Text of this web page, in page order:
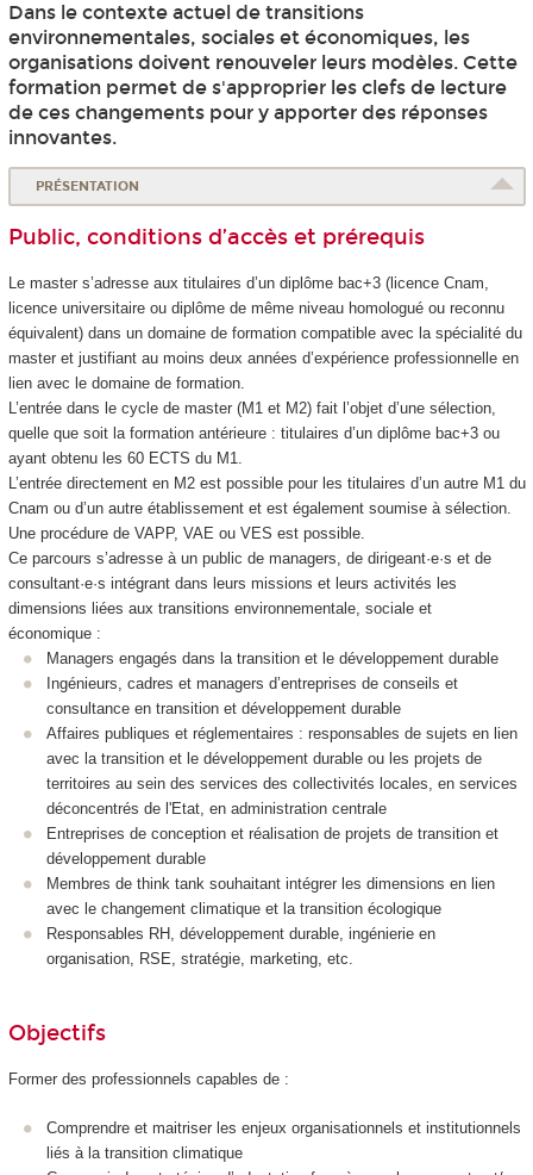
Dans le contexte actuel de transitions
environnementales, sociales et économiques, les
organisations doivent renouveler leurs modèles. Cette
formation permet de s'approprier les clefs de lecture
de ces changements pour y apporter des réponses
innovantes.
PRÉSENTATION
Public, conditions d’accès et prérequis
Le master s’adresse aux titulaires d’un diplôme bac+3 (licence Cnam,
licence universitaire ou diplôme de même niveau homologué ou reconnu
équivalent) dans un domaine de formation compatible avec la spécialité du
master et justifiant au moins deux années d’expérience professionnelle en
lien avec le domaine de formation.
L’entrée dans le cycle de master (M1 et M2) fait l’objet d’une sélection,
quelle que soit la formation antérieure : titulaires d’un diplôme bac+3 ou
ayant obtenu les 60 ECTS du M1.
L’entrée directement en M2 est possible pour les titulaires d’un autre M1 du
Cnam ou d’un autre établissement et est également soumise à sélection.
Une procédure de VAPP, VAE ou VES est possible.
Ce parcours s’adresse à un public de managers, de dirigeant·e·s et de
consultant·e·s intégrant dans leurs missions et leurs activités les
dimensions liées aux transitions environnementale, sociale et
économique :
Managers engagés dans la transition et le développement durable
Ingénieurs, cadres et managers d’entreprises de conseils et
consultance en transition et développement durable
Affaires publiques et réglementaires : responsables de sujets en lien
avec la transition et le développement durable ou les projets de
territoires au sein des services des collectivités locales, en services
déconcentrés de l'Etat, en administration centrale
Entreprises de conception et réalisation de projets de transition et
développement durable
Membres de think tank souhaitant intégrer les dimensions en lien
avec le changement climatique et la transition écologique
Responsables RH, développement durable, ingénierie en
organisation, RSE, stratégie, marketing, etc.
Objectifs
Former des professionnels capables de :
Comprendre et maitriser les enjeux organisationnels et institutionnels
liés à la transition climatique